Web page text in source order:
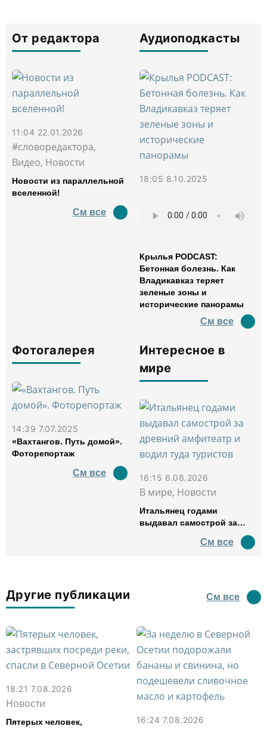
От редактора
11:04 22.01.2026
#словоредактора,
Видео, Новости
Новости из параллельной
вселенной!
См все
Аудиоподкасты
18:05 8.10.2025
Крылья PODCAST:
Бетонная болезнь. Как
Владикавказ теряет
зеленые зоны и
исторические панорамы
См все
Фотогалерея
14:39 7.07.2025
«Вахтангов. Путь домой».
Фоторепортаж
См все
Интересное в
мире
16:15 6.08.2026
В мире, Новости
Итальянец годами
выдавал самострой за
водил туда туристов
См все
Другие публикации См все
18:21 7.08.2026
Новости
Пятерых человек,
16:24 7.08.2026